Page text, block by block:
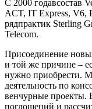
С 2000 годавсостав
AСT, IT Express, V6,
рядпрактик Sterling
Telecom.
Присоединение
и той же причине –
нужно приобрести.
деятельность по
венчурные проекты.
поглощений и